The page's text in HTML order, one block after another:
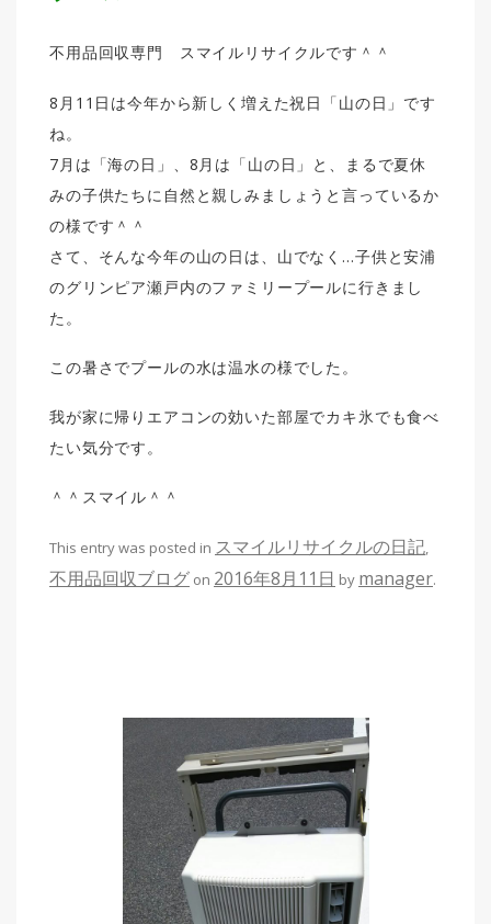
不用品回収専門 スマイルリサイクルです＾＾
8月11日は今年から新しく増えた祝日「山の日」です
ね。
7月は「海の日」、8月は「山の日」と、まるで夏休
みの子供たちに自然と親しみましょうと言っているか
の様です＾＾
さて、そんな今年の山の日は、山でなく…子供と安浦
のグリンピア瀬戸内のファミリープールに行きまし
た。
この暑さでプールの水は温水の様でした。
我が家に帰りエアコンの効いた部屋でカキ氷でも食べ
たい気分です。
＾＾スマイル＾＾
This entry was posted in スマイルリサイクルの日記,
不用品回収ブログ on 2016年8月11日 by manager.